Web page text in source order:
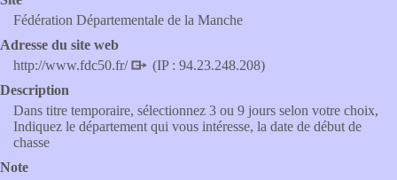
Fédération Départementale de la Manche
Adresse du site web
http://www.fdc50.fr/
(IP : 94.23.248.208)
Description
Dans titre temporaire, sélectionnez 3 ou 9 jours selon votre choix,
Indiquez le département qui vous intéresse, la date de début de
chasse
Note